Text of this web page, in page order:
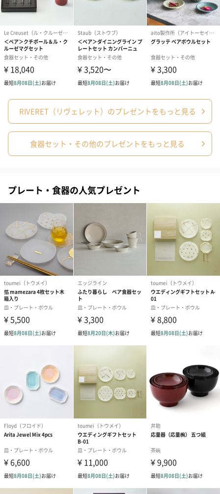
商品オプション情報
お届けボックスオプション
配送用のダンボールを装飾いたします。お相手のご住所に直接お
合は、紙袋との併用もおすすめです。
ダンボール装飾（ひま
わり）（720円）
ダンボール装飾（チュ
ダンボール装
ト）（580円）
紙袋
お渡し用の紙袋です。
商品に合わせたサイズをお届けします。
あり（280円）
メッセージカード（通常・写真・グリーティング）
誕生日や結婚祝い・出産祝いなど、様々なシーンのメッセージカ
メッセージカードや封筒のデザインは一部変更する場合がありま
す。
RIVERET（リヴェレット）のプレゼントをもっと見る
食器セット・その他のプレゼントをもっと見る
プレート・食器の人気プレゼント